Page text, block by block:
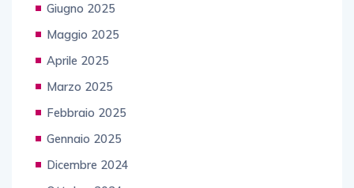
Giugno 2025
Maggio 2025
Aprile 2025
Marzo 2025
Febbraio 2025
Gennaio 2025
Dicembre 2024